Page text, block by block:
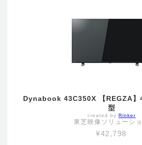
Dynabook 43C350X 【REGZA】
型
created byRinker
東芝映像ソリューシ
¥42,798